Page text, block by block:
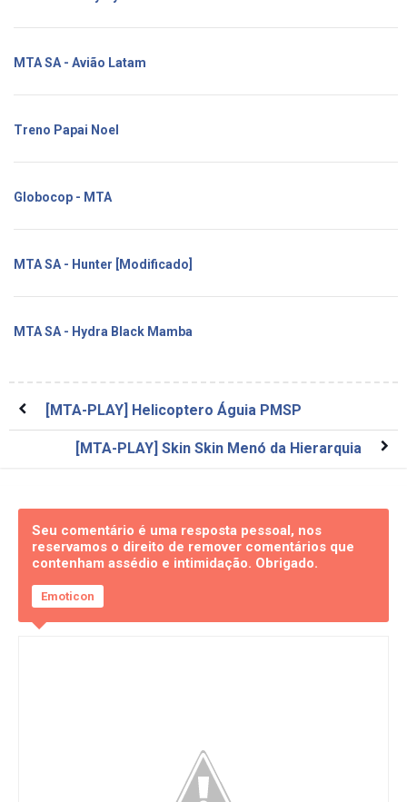
MTA SA - Avião Latam
Treno Papai Noel
Globocop - MTA
MTA SA - Hunter [Modificado]
MTA SA - Hydra Black Mamba
[MTA-PLAY] Helicoptero Águia PMSP
[MTA-PLAY] Skin Skin Menó da Hierarquia
Seu comentário é uma resposta pessoal, nos
reservamos o direito de remover comentários que
contenham assédio e intimidação. Obrigado.
Emoticon